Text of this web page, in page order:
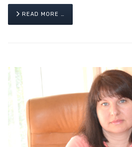
READ MORE …